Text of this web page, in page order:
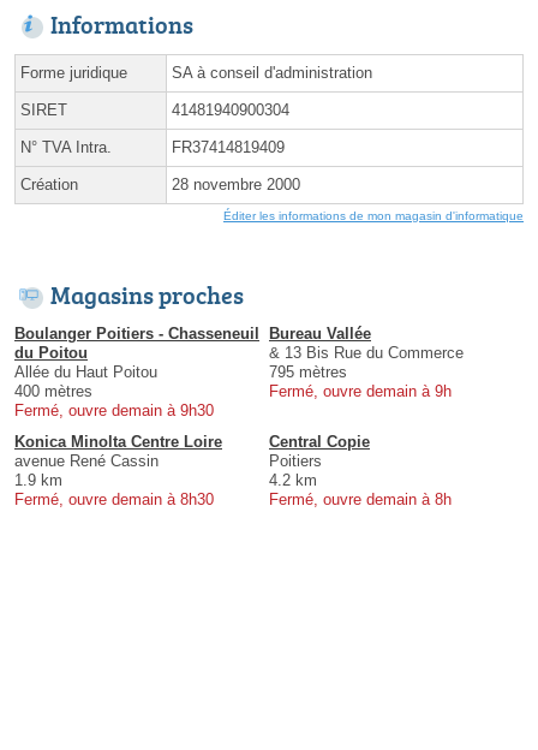
Informations
Forme juridique SA à conseil d'administration
SIRET 41481940900304
N° TVA Intra. FR37414819409
Création 28 novembre 2000
Éditer les informations de mon magasin d'informatique
Magasins proches
Boulanger Poitiers - Chasseneuil
du Poitou
Allée du Haut Poitou
400 mètres
Fermé, ouvre demain à 9h30
Bureau Vallée
& 13 Bis Rue du Commerce
795 mètres
Fermé, ouvre demain à 9h
Konica Minolta Centre Loire
avenue René Cassin
1.9 km
Fermé, ouvre demain à 8h30
Central Copie
Poitiers
4.2 km
Fermé, ouvre demain à 8h